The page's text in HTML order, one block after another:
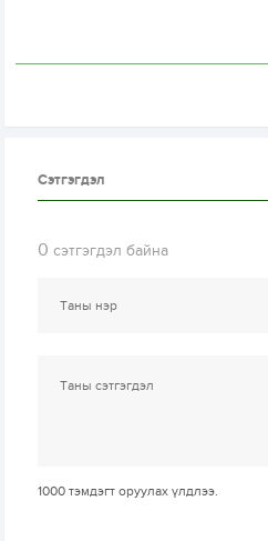
Сэтгэгдэл
0 сэтгэгдэл байна
1000 тэмдэгт оруулах үлдлээ.